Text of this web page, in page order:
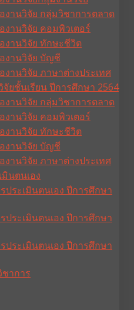
งานวิจัย กลุ่มวิชาการตลาด
งานวิจัย คอมพิวเตอร์
งานวิจัย ทักษะชีวิต
งานวิจัย บัญชี
านวิจัย ภาษาต่างประเทศ
ยชั้นเรียน ปีการศึกษา 2564
งานวิจัย กลุ่มวิชาการตลาด
งานวิจัย คอมพิวเตอร์
งานวิจัย ทักษะชีวิต
งานวิจัย บัญชี
านวิจัย ภาษาต่างประเทศ
นตนเอง
ประเมินตนเอง ปีการศึกษา
ประเมินตนเอง ปีการศึกษา
ประเมินตนเอง ปีการศึกษา
ชาการ